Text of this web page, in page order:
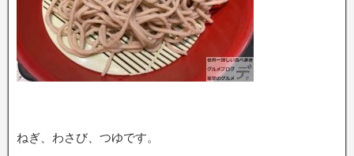
ねぎ、わさび、つゆです。